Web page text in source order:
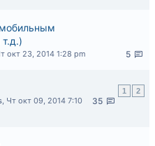
5
окт 23, 2014 1:28 pm
1 2
35
, Чт окт 09, 2014 7:10